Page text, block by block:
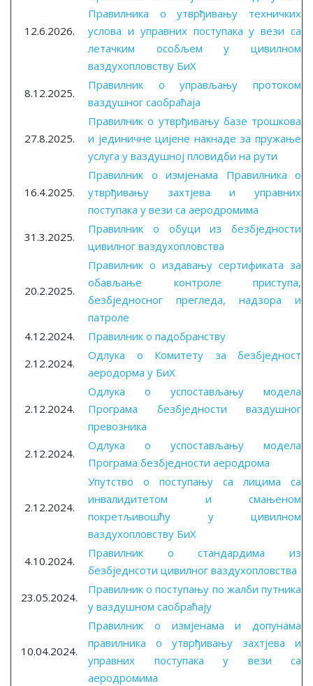
12.6.2026.
Правилника о утврђивању техничких
услова и управних поступака у вези са
летачким особљем у цивилном
ваздухопловству БиХ
8.12.2025.
Правилник о управљању протоком
ваздушног саобраћаја
27.8.2025.
Правилник о утврђивању базе трошкова
и јединичне цијене накнаде за пружање
услуга у ваздушној пловидби на рути
16.4.2025.
Правилник о измјенама Правилника о
утврђивању захтјева и управних
поступака у вези са аеродромима
31.3.2025.
Правилник о обуци из безбједности
цивилног ваздухопловства
20.2.2025.
Правилник о издавању сертификата за
обављање контроле приступа,
безбједносног прегледа, надзора и
патроле
4.12.2024.
Правилник о падобранству
2.12.2024.
Одлука о Комитету за безбједност
аеродорма у БиХ
2.12.2024.
Oдлука о успостављању модела
Програма безбједности ваздушног
превозника
2.12.2024.
Одлука о успостављању модела
Програма безбједности аеродрома
2.12.2024.
Упутство о поступању са лицима са
инвалидитетом и смањеном
покретљивошћу у цивилном
ваздухопловству БиХ
4.10.2024.
Правилник о стандардима из
безбједнсоти цивилног ваздухопловства
23.05.2024.
Правилник о поступању по жалби путника
у ваздушном саобраћају
10.04.2024.
Правилник о измјенама и допунама
правилника о утврђивању захтјева и
управних поступака у вези са
аеродромима